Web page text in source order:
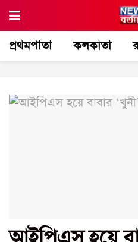
প্রথমপাতা কলকাতা